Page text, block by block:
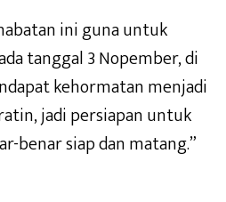
ini guna untuk
tanggal 3 Nopember, di
kehormatan menjadi
jadi persiapan untuk
benar siap dan matang.”